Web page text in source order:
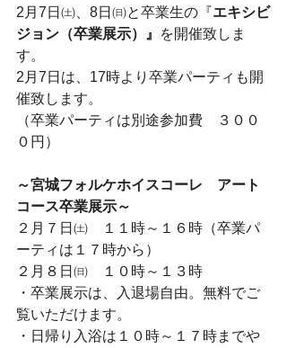
2月7日㈯、8日㈰と卒業生の『エキシビ
ジョン（卒業展示）』
を開催致しま
す。
2月7日は、17時より卒業パーティも開
催致します。
（卒業パーティは別途参加費　３００
０円）
～宮城フォルケホイスコーレ　アート
コース卒業展示～
２月７日㈯　１１時～１６時（卒業パ
ーティは１７時から）
２月８日㈰　１０時～１３時
・卒業展示は、入退場自由。無料でご
覧いただけます。
・日帰り入浴は１０時～１７時までや